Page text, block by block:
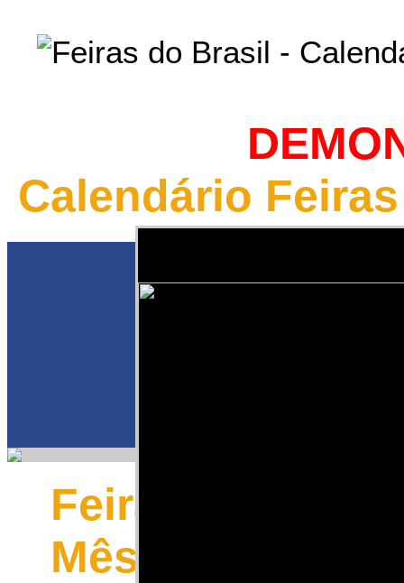
Calendário
Feiras 2026
Mês de Janeiro